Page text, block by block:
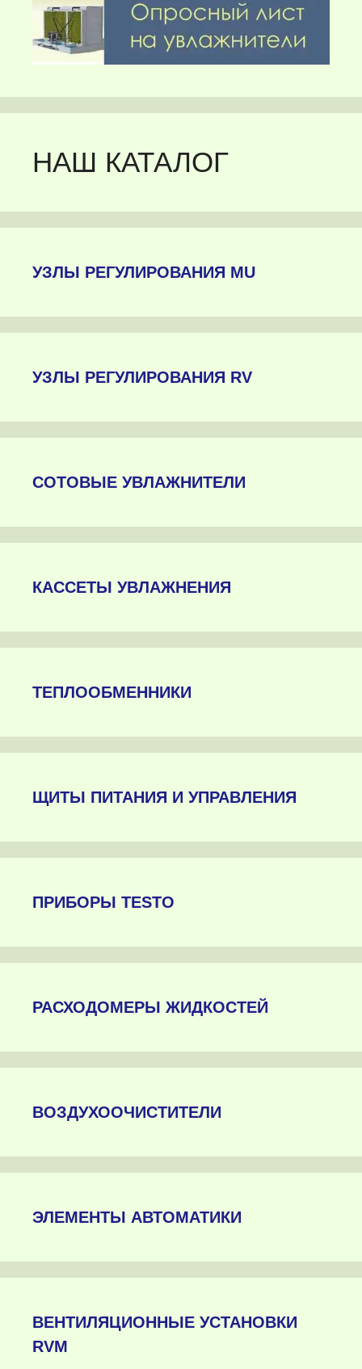
НАШ КАТАЛОГ
УЗЛЫ РЕГУЛИРОВАНИЯ MU
УЗЛЫ РЕГУЛИРОВАНИЯ RV
СОТОВЫЕ УВЛАЖНИТЕЛИ
КАССЕТЫ УВЛАЖНЕНИЯ
ТЕПЛООБМЕННИКИ
ЩИТЫ ПИТАНИЯ И УПРАВЛЕНИЯ
ПРИБОРЫ TESTO
РАСХОДОМЕРЫ ЖИДКОСТЕЙ
ВОЗДУХООЧИСТИТЕЛИ
ЭЛЕМЕНТЫ АВТОМАТИКИ
ВЕНТИЛЯЦИОННЫЕ УСТАНОВКИ
RVM